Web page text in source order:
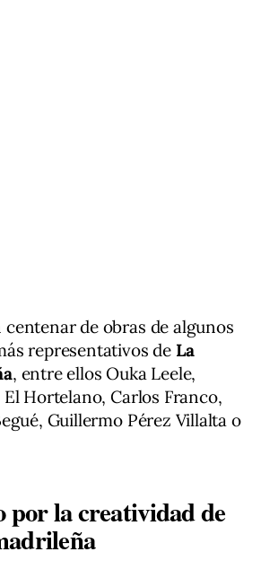
centenar de obras de algunos
representativos deLa
, entre ellos Ouka Leele,
El Hortelano, Carlos Franco,
Guillermo Pérez Villalta o
la creatividad de